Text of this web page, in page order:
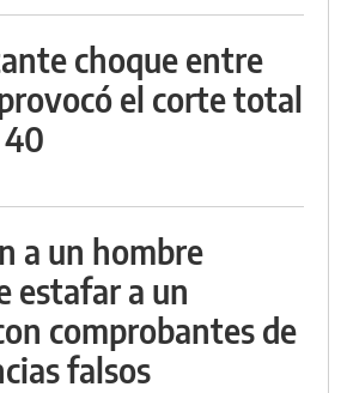
choque entre
el corte total
a un hombre
estafar a un
comprobantes de
falsos